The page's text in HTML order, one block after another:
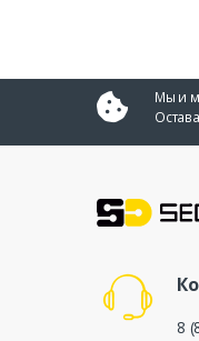
Мы и
8